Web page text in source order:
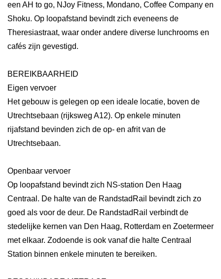
een AH to go, NJoy Fitness, Mondano, Coffee Company en
Shoku. Op loopafstand bevindt zich eveneens de
Theresiastraat, waar onder andere diverse lunchrooms en
cafés zijn gevestigd.
BEREIKBAARHEID
Eigen vervoer
Het gebouw is gelegen op een ideale locatie, boven de
Utrechtsebaan (rijksweg A12). Op enkele minuten
rijafstand bevinden zich de op- en afrit van de
Utrechtsebaan.
Openbaar vervoer
Op loopafstand bevindt zich NS-station Den Haag
Centraal. De halte van de RandstadRail bevindt zich zo
goed als voor de deur. De RandstadRail verbindt de
stedelijke kernen van Den Haag, Rotterdam en Zoetermeer
met elkaar. Zodoende is ook vanaf die halte Centraal
Station binnen enkele minuten te bereiken.